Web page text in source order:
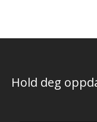
Hold deg